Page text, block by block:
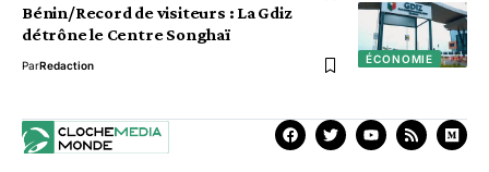
ÉCONOMIE
Bénin/Record de visiteurs : La Gdiz
détrône le Centre Songhaï
ParRedaction